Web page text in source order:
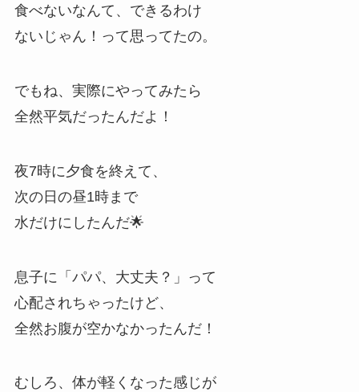
食べないなんて、できるわけ
ないじゃん！って思ってたの。
でもね、実際にやってみたら
全然平気だったんだよ！
夜7時に夕食を終えて、
次の日の昼1時まで
水だけにしたんだ🌟
息子に「パパ、大丈夫？」って
心配されちゃったけど、
全然お腹が空かなかったんだ！
むしろ、体が軽くなった感じが